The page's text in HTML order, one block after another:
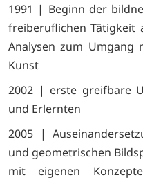
1991 | Beginn der
freiberuflichen Tätigkeit
Analysen zum Umgang
Kunst
2002 | erste greifbare
und Erlernten
2005 |
und geometrischen
mit eigenen